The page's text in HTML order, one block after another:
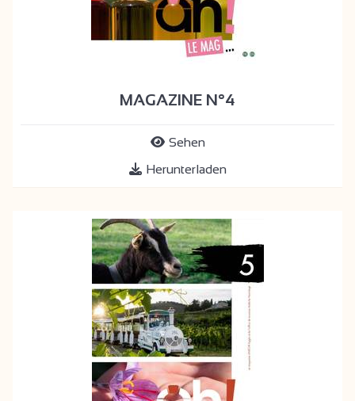
MAGAZINE N°4
Sehen
Herunterladen